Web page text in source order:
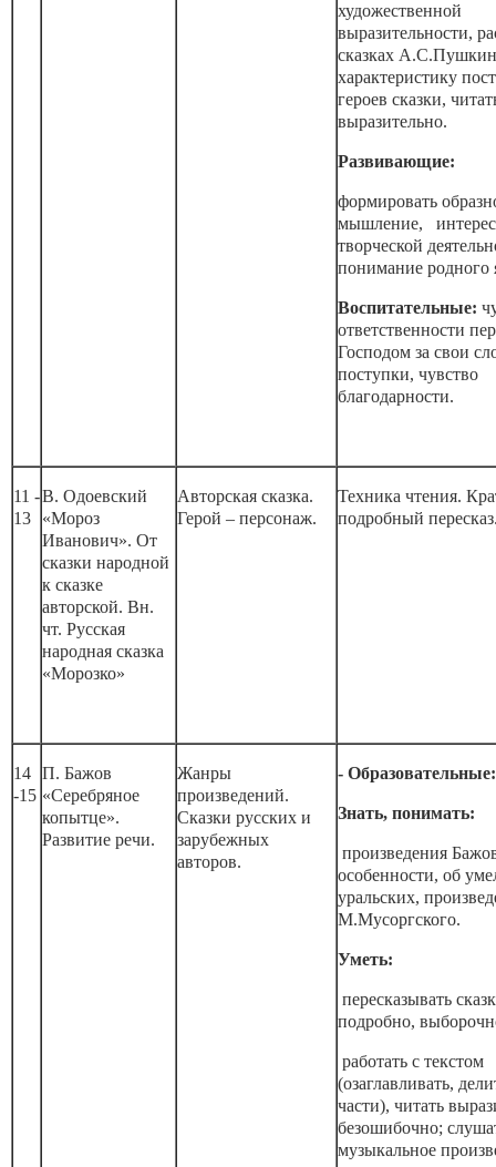
художественной
выразительности,
сказках
характеристику
героев сказки,
выразительно.
Развивающие:
формировать
мышление,
творческой
понимание родного
Воспитательные:
ответственности
Господом за свои
поступки, чувство
благодарности.
11 -
13
В. Одоевский
«Мороз
Иванович». От
сказки народной
к сказке
авторской. Вн.
чт. Русская
народная сказка
«Морозко»
Авторская сказка.
Герой – персонаж.
Техника чтения.
подробный
14
-15
П. Бажов
«Серебряное
копытце».
Развитие речи.
Жанры
произведений.
Сказки русских и
зарубежных
авторов.
- Образовательные:
Знать, понимать:
произведения
особенности, об
уральских,
М.Мусоргского.
Уметь:
пересказывать
подробно,
работать с текстом
(озаглавливать,
части), читать
безошибочно;
музыкальное